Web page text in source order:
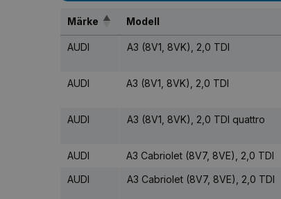
Märke Modell
AUDI A3 (8V1, 8VK), 2,0 TDI
AUDI A3 (8V1, 8VK), 2,0 TDI
AUDI A3 (8V1, 8VK), 2,0 TDI quattro
AUDI A3 Cabriolet (8V7, 8VE), 2,0 TDI
AUDI
A3 Cabriolet (8V7, 8VE), 2,0 TDI